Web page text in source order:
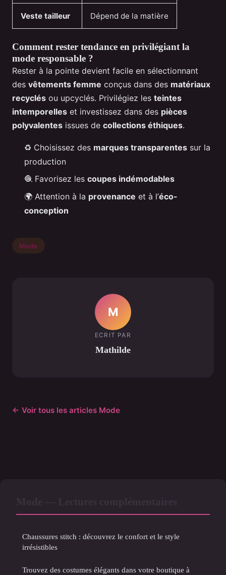
Veste tailleur Dépend de la matière
Comment rester tendance en privilégiant la
mode responsable ?
Rester à la pointe devient facile en sélectionnant
des vêtements femme conçus dans des matériaux
recyclés ou upcyclés. Privilégiez les teintes
intemporelles et investissez dans des pièces
polyvalentes issues de collections éthiques.
♻️ Choisissez des marques transparentes sur la
production
🧶 Favorisez les coupes indémodables
🌍 Attention à la provenance et à l’éco-
conception
Mode
M
ECRIT PAR
Mathilde
← Voir tous les articles Mode
Chaussures stitch : découvrez le confort et le style
irrésistibles
Trouvez des costumes élégants dans votre boutique à